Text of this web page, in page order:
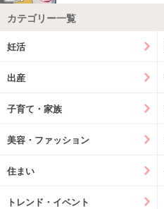
カテゴリー一覧
妊活
出産
子育て・家族
美容・ファッション
住まい
トレンド・イベント